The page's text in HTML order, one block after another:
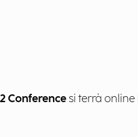
Conferencesi terrà